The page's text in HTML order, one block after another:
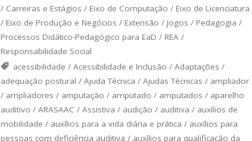
/ Carreiras e Estágios / Eixo de Computação / Eixo de Licenciatura
/ Eixo de Produção e Negócios / Extensão / Jogos / Pedagogia /
Processos Didático-Pedagógico para EaD / REA/
Responsabilidade Social
acessibilidade /Acessibilidade e Inclusão /Adaptações /
adequação postural / Ajuda Técnica / Ajudas Técnicas / ampliador
/ ampliadores / amputação / amputado / amputados / aparelho
auditivo / ARASAAC / Assistiva / audição / auditiva / auxílios de
mobilidade / auxílios para a vida diária e prática / auxílios para
pessoas com deficiência auditiva / auxílios para qualificação da